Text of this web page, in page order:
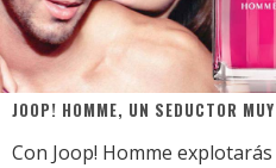
JOOP! HOMME, UN SEDUCTOR
Con Joop! Homme